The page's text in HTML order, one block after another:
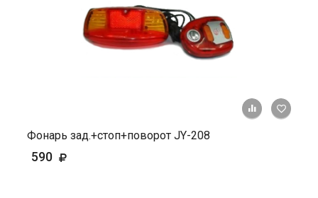
+ К
Фонарь зад.+стоп+поворот JY-208
590